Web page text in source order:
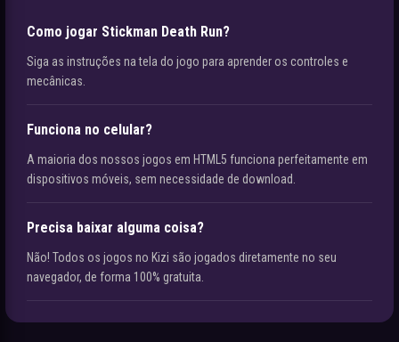
Como jogar Stickman Death Run?
Siga as instruções na tela do jogo para aprender os controles e
mecânicas.
Funciona no celular?
A maioria dos nossos jogos em HTML5 funciona perfeitamente em
dispositivos móveis, sem necessidade de download.
Precisa baixar alguma coisa?
Não! Todos os jogos no Kizi são jogados diretamente no seu
navegador, de forma 100% gratuita.